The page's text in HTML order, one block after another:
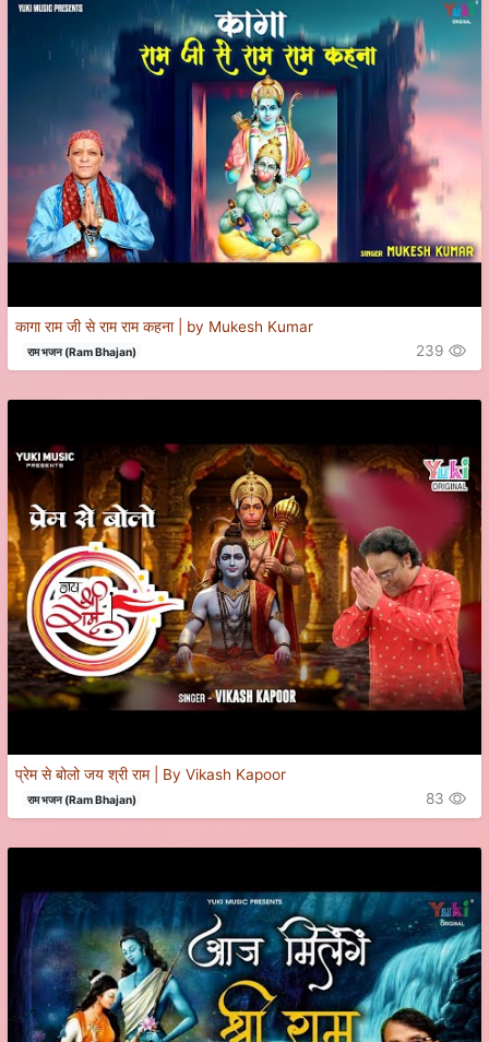
कागा राम जी से राम राम कहना | by Mukesh Kumar
राम भजन (Ram Bhajan) 239
प्रेम से बोलो जय श्री राम | By Vikash Kapoor
राम भजन (Ram Bhajan) 83